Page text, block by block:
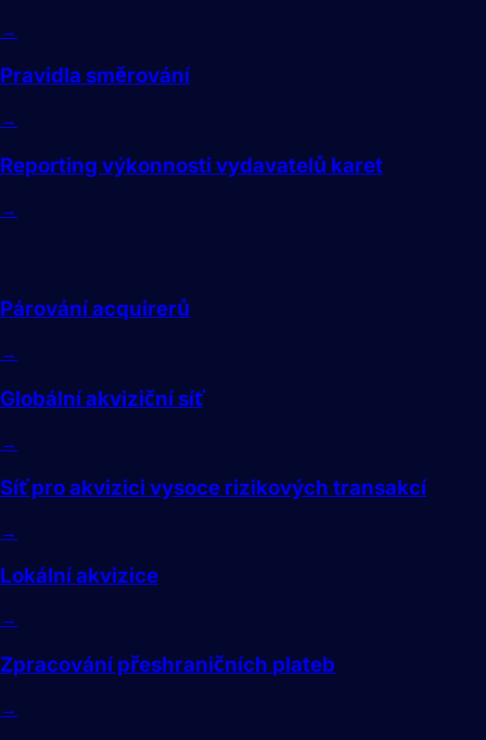
→
Pravidla směrování
→
Reporting výkonnosti vydavatelů karet
→
Párování acquirerů
→
Globální akviziční síť
→
Síť pro akvizici vysoce rizikových transakcí
→
Lokální akvizice
→
Zpracování přeshraničních plateb
→